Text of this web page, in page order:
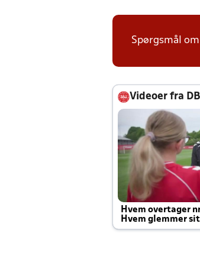
Spørgsmål
Videoer fra
Hvem overtager
Hvem glemmer
Joachim altid til